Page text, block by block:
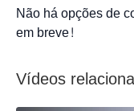
Não há opções de
em breve!
Vídeos